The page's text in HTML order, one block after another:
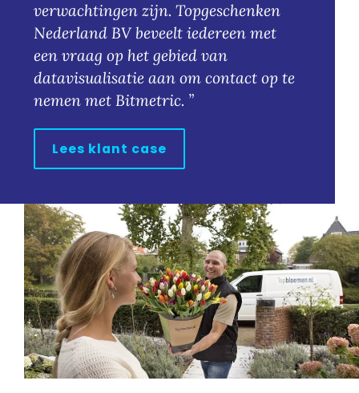
verwachtingen zijn. Topgeschenken
Nederland BV beveelt iedereen met
een vraag op het gebied van
datavisualisatie aan om contact op te
nemen met Bitmetric.
Lees klant case